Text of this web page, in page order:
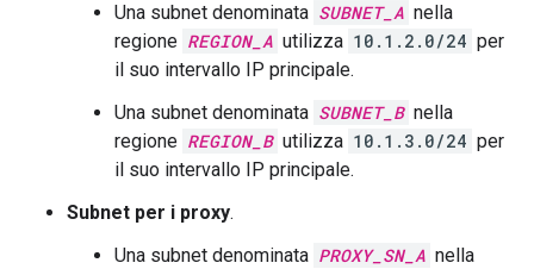
Una subnet denominata SUBNET_A nella
regione REGION_A utilizza 10.1.2.0/24 per
il suo intervallo IP principale.
Una subnet denominata SUBNET_B nella
regione REGION_B utilizza 10.1.3.0/24 per
il suo intervallo IP principale.
Subnet per i proxy.
Una subnet denominata PROXY_SN_A nella